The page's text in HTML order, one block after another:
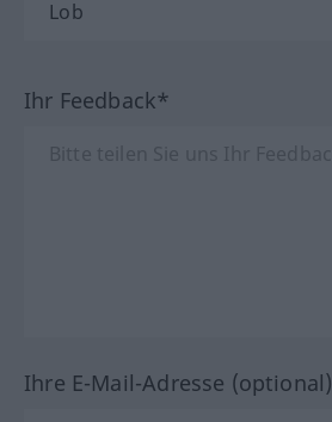
Ihr Feedback*
Ihre E-Mail-Adresse (optional)